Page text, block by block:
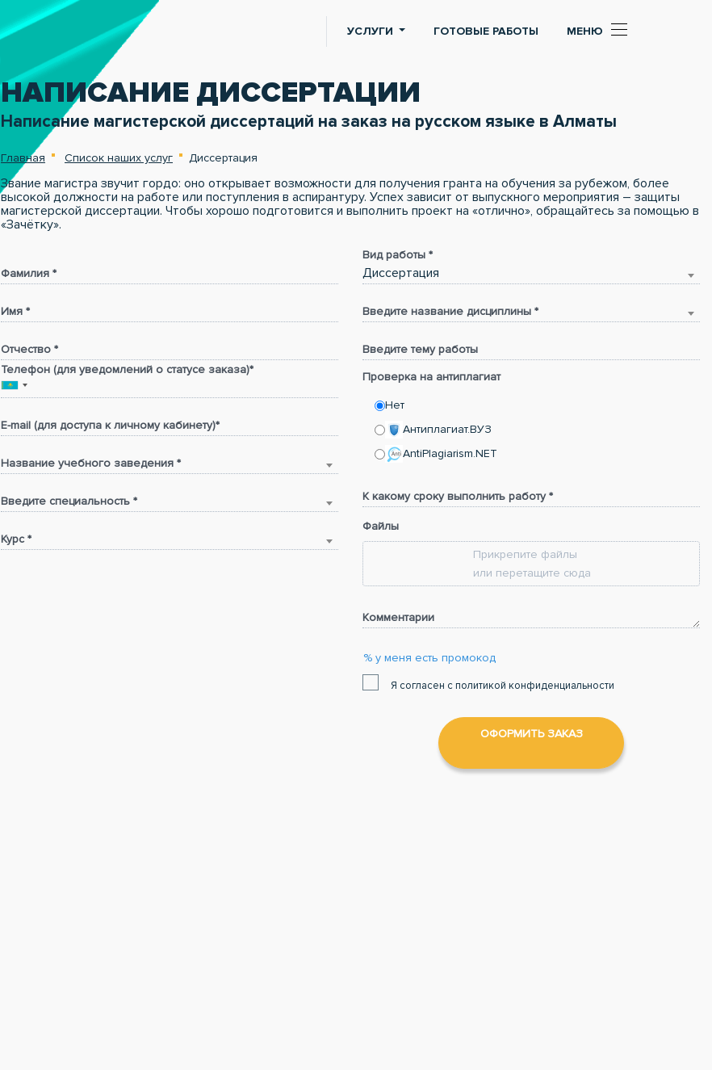
УСЛУГИ ГОТОВЫЕ РАБОТЫ МЕНЮ
НАПИСАНИЕ ДИССЕРТАЦИИ
Написание магистерской диссертаций на заказ на русском языке в Алматы
Главная Список наших услуг Диссертация
Звание магистра звучит гордо: оно открывает возможности для получения гранта на обучения за рубежом, более
высокой должности на работе или поступления в аспирантуру. Успех зависит от выпускного мероприятия – защиты
магистерской диссертации. Чтобы хорошо подготовится и выполнить проект на «отлично», обращайтесь за помощью в
«Зачётку».
Фамилия *
Имя *
Отчество *
Телефон (для уведомлений о статусе заказа)*
E-mail (для доступа к личному кабинету)*
Название учебного заведения *
Введите специальность *
Курс *
Диссертация
Вид работы *
Введите название дисциплины *
Введите тему работы
Проверка на антиплагиат
Нет
Антиплагиат.ВУЗ
AntiPlagiarism.NET
К какому сроку выполнить работу *
Файлы
Прикрепите файлы
или перетащите сюда
Комментарии
% у меня есть промокод
Я согласен с политикой конфиденциальности
ОФОРМИТЬ ЗАКАЗ